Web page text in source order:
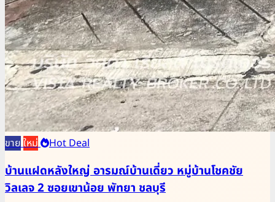
ขายใหม่ Hot Deal
บ้านแฝดหลังใหญ่ อารมณ์บ้านเดี่ยว หมู่บ้านโชคชัย
วิลเลจ 2 ซอยเขาน้อย พัทยา ชลบุรี